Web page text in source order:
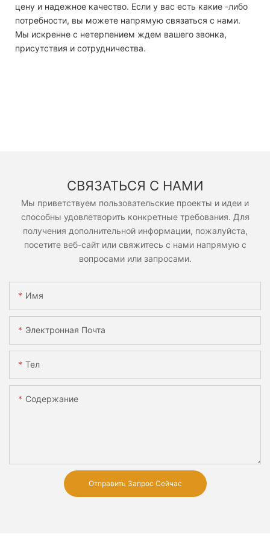
цену и надежное качество. Если у вас есть какие -либо
потребности, вы можете напрямую связаться с нами.
Мы искренне с нетерпением ждем вашего звонка,
присутствия и сотрудничества.
СВЯЗАТЬСЯ С НАМИ
Мы приветствуем пользовательские проекты и идеи и
способны удовлетворить конкретные требования. Для
получения дополнительной информации, пожалуйста,
посетите веб-сайт или свяжитесь с нами напрямую с
вопросами или запросами.
Имя
Электронная Почта
Тел
Содержание
Отправить Запрос Сейчас